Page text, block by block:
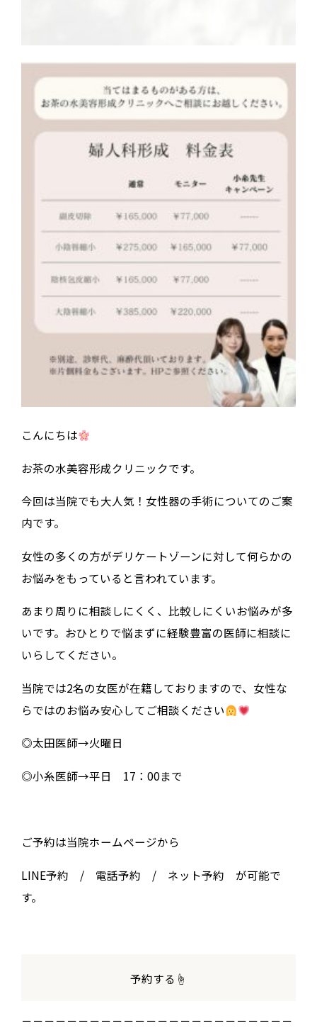
こんにちは
お茶の水美容形成クリニックです。
今回は当院でも大人気！女性器の手術についてのご案
内です。
女性の多くの方がデリケートゾーンに対して何らかの
お悩みをもっていると言われています。
あまり周りに相談しにくく、比較しにくいお悩みが多
いです。おひとりで悩まずに経験豊富の医師に相談に
いらしてください。
当院では2名の女医が在籍しておりますので、女性な
らではのお悩み安心してご相談ください
◎太田医師→火曜日
◎小糸医師→平日 17：00まで
ご予約は当院ホームページから
LINE予約 / 電話予約 / ネット予約 が可能で
す。
予約する☝️
－－－－－－－－－－－－－－－－－－－－－－－－